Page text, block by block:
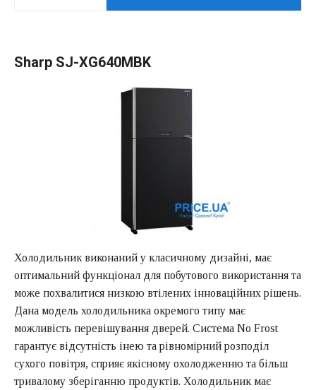
Sharp SJ-XG640MBK
Холодильник виконаний у класичному дизайні, має
оптимальний функціонал для побутового використання та
може похвалитися низкою втілених інноваційних рішень.
Дана модель холодильника окремого типу має
можливість перевішування дверей. Система No Frost
гарантує відсутність інею та рівномірний розподіл
сухого повітря, сприяє якісному охолодженню та більш
тривалому зберіганню продуктів. Холодильник має